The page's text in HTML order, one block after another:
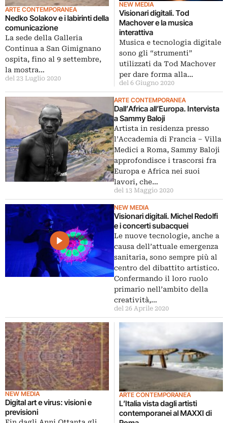
ARTE CONTEMPORANEA
Nedko Solakov e i labirinti della
comunicazione
La sede della Galleria
Continua a San Gimignano
ospita, fino al 9 settembre,
la mostra…
del 23 Luglio 2020
NEW MEDIA
Visionari digitali. Tod
Machover e la musica
interattiva
Musica e tecnologia digitale
sono gli “strumenti”
utilizzati da Tod Machover
per dare forma alla…
del 6 Giugno 2020
ARTE CONTEMPORANEA
Dall’Africa all’Europa. Intervista
a Sammy Baloji
Artista in residenza presso
l’Accademia di Francia – Villa
Medici a Roma, Sammy Baloji
approfondisce i trascorsi fra
Europa e Africa nei suoi
lavori, che…
del 13 Maggio 2020
NEW MEDIA
Visionari digitali. Michel Redolfi
e i concerti subacquei
Le nuove tecnologie, anche a
causa dell’attuale emergenza
sanitaria, sono sempre più al
centro del dibattito artistico.
Confermando il loro ruolo
primario nell’ambito della
creatività,…
del 26 Aprile 2020
NEW MEDIA
Digital art e virus: visioni e
previsioni
ARTE CONTEMPORANEA
L’Italia vista dagli artisti
contemporanei al MAXXI di